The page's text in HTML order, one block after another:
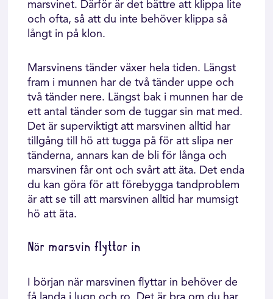
marsvinet. Därför är det bättre att klippa lite
och ofta, så att du inte behöver klippa så
långt in på klon.
Marsvinens tänder växer hela tiden. Längst
fram i munnen har de två tänder uppe och
två tänder nere. Längst bak i munnen har de
ett antal tänder som de tuggar sin mat med.
Det är superviktigt att marsvinen alltid har
tillgång till hö att tugga på för att slipa ner
tänderna, annars kan de bli för långa och
marsvinen får ont och svårt att äta. Det enda
du kan göra för att förebygga tandproblem
är att se till att marsvinen alltid har mumsigt
hö att äta.
När marsvin flyttar in
I början när marsvinen flyttar in behöver de